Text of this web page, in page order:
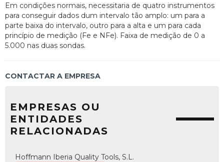
Em condições normais, necessitaria de quatro instrumentos
para conseguir dados dum intervalo tão amplo: um para a
parte baixa do intervalo, outro para a alta e um para cada
princípio de medição (Fe e NFe). Faixa de medição de 0 a
5.000 nas duas sondas.
CONTACTAR A EMPRESA
EMPRESAS OU
ENTIDADES
RELACIONADAS
Hoffmann Iberia Quality Tools, S.L.